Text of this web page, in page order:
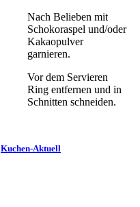
Nach Belieben mit
Schokoraspel und/oder
Kakaopulver
garnieren.
Vor dem Servieren
Ring entfernen und in
Schnitten schneiden.
Kuchen-Aktuell